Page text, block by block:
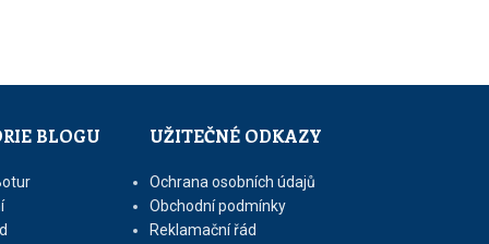
BLOGU UŽITEČNÉ ODKAZY
Ochrana osobních údajů
Obchodní podmínky
Reklamační řád